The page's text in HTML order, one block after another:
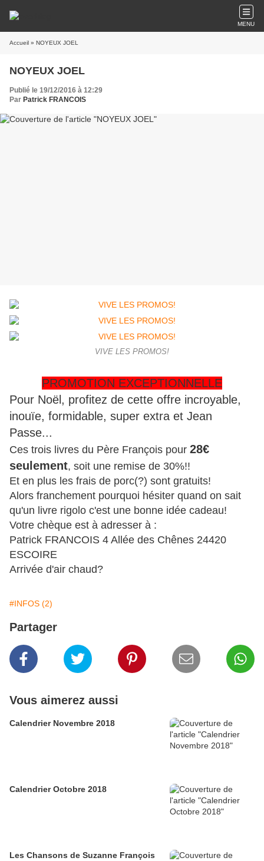
MENU
Accueil » NOYEUX JOEL
NOYEUX JOEL
Publié le 19/12/2016 à 12:29
Par Patrick FRANCOIS
VIVE LES PROMOS!
PROMOTION EXCEPTIONNELLE
Pour Noël, profitez de cette offre incroyable,
inouïe, formidable, super extra et Jean
Passe...
Ces trois livres du Père François pour 28€
seulement, soit une remise de 30%!!
Et en plus les frais de porc(?) sont gratuits!
Alors franchement pourquoi hésiter quand on sait
qu'un livre rigolo c'est une bonne idée cadeau!
Votre chèque est à adresser à :
Patrick FRANCOIS 4 Allée des Chênes 24420
ESCOIRE
Arrivée d'air chaud?
#INFOS (2)
Partager
Vous aimerez aussi
Calendrier Novembre 2018
Calendrier Octobre 2018
Les Chansons de Suzanne François